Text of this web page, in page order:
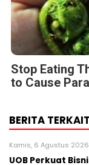
Stop Eating
to Cause
BERITA TERKAIT
Kamis, 6 Agustus
UOB Perkuat